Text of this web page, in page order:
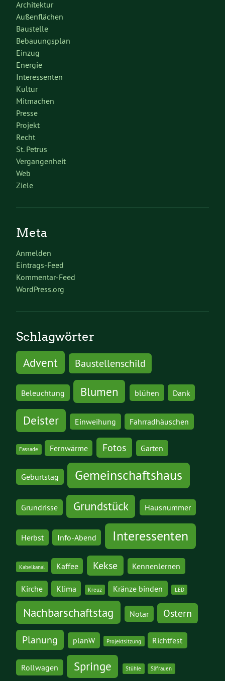
Architektur
Außenflächen
Baustelle
Bebauungsplan
Einzug
Energie
Interessenten
Kultur
Mitmachen
Presse
Projekt
Recht
St. Petrus
Vergangenheit
Web
Ziele
Meta
Anmelden
Eintrags-Feed
Kommentar-Feed
WordPress.org
Schlagwörter
Advent
Baustellenschild
Beleuchtung Blumen blühen Dank
Deister Einweihung Fahrradhäuschen
Fassade Fernwärme Fotos Garten
Geburtstag Gemeinschaftshaus
Grundrisse Grundstück Hausnummer
Herbst Info-Abend Interessenten
Kabelkanal Kaffee Kekse Kennenlernen
Kirche Klima Kreuz Kränze binden LED
Nachbarschaftstag Notar Ostern
Planung planW Projektsitzung Richtfest
Rollwagen Springe Stühle Säfrauen